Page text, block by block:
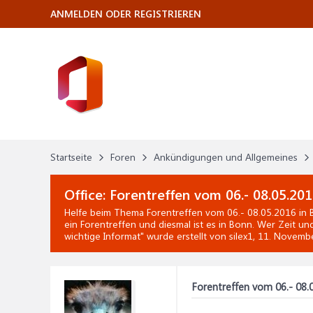
Startseite Foren Ankündigungen und Allgemeines
Office: Forentreffen vom 06.-
Helfe beim Thema Forentreffen vom 06.- 08.05.2016 in
ein Forentreffen und diesmal ist es in Bonn. Wer Zeit
wichtige Informat" wurde erstellt von silex1, 11.
Forentreffen vom 06.-
ANMELDEN ODER REGISTRIEREN